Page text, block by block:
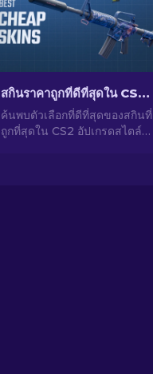
สกินราคาถูกที่ดีที่สุดใน CS2 [2026]
ค้นพบตัวเลือกที่ดีที่สุดของสกินที่
ถูกที่สุดใน CS2 อัปเกรดสไตล์